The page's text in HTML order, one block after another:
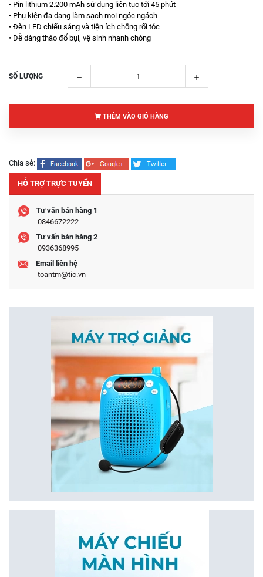
• Pin lithium 2.200 mAh sử dụng liên tục tới 45 phút
• Phụ kiện đa dạng làm sạch mọi ngóc ngách
• Đèn LED chiếu sáng và tiện ích chống rối tóc
• Dễ dàng tháo đổ bụi, vệ sinh nhanh chóng
SỐ LƯỢNG
THÊM VÀO GIỎ HÀNG
Chia sẻ:
HỖ TRỢ TRỰC TUYẾN
Tư vấn bán hàng 1
0846672222
Tư vấn bán hàng 2
0936368995
Email liên hệ
toantm@tic.vn